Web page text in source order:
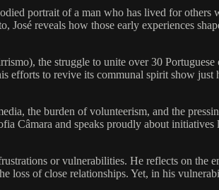
portrait of a man who has lived for others
reveals how those early experiences
the struggle to unite over 30
efforts to revive its communal spirit show
the burden of volunteerism, and the
Câmara and speaks proudly about
or vulnerabilities. He reflects on
of close relationships. Yet, in his